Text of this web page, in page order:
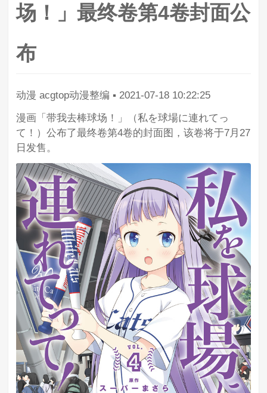
场！」最终卷第4卷封面公
布
动漫 acgtop动漫整编 ▪ 2021-07-18 10:22:25
漫画「带我去棒球场！」（私を球場に連れてっ
て！）公布了最终卷第4卷的封面图，该卷将于7月27
日发售。